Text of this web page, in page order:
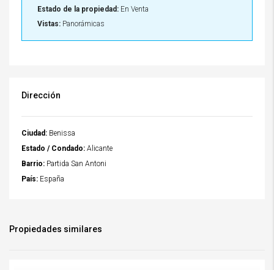
Estado de la propiedad: En Venta
Vistas: Panorámicas
Dirección
Ciudad: Benissa
Estado / Condado: Alicante
Barrio: Partida San Antoni
País: España
Propiedades similares